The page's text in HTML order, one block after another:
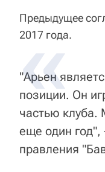
Предыдущее
2017 года.
"Арьен
позиции. Он
частью клуба.
еще один год",
правления